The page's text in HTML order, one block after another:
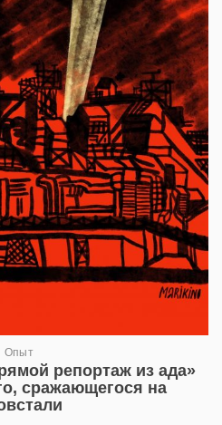
Опыт
репортаж из ада»
сражающегося на